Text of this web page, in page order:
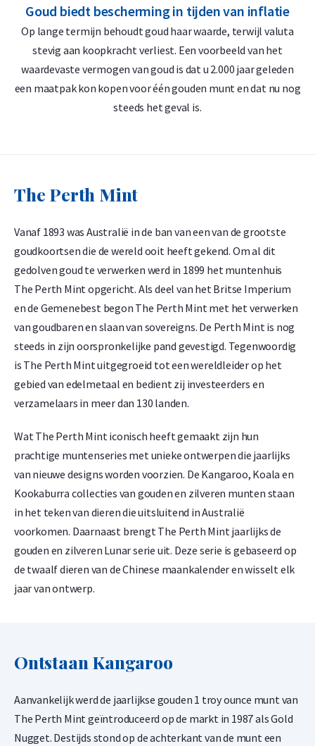
Rotterdam of Breda
Per stuk verpakt in een harde kunststof muntcapsule
Veilige en verzekerde opslag mogelijk viaHolland Gold Safe
Ontwerp en Veiligheidskenmerken
te zien, samen met het jaartal, het gewicht van 1 troy ounce
en de zuiverheid van 999,9/1000 goud. Op de voorzijde staat
Prijs en Verkoopwaarde
Wilt u uw gouden munten verkopen? Holland Gold biedt een
terugkoopgarantie op deze munt. Ook munten die u niet bij
ons hebt gekocht, kopen wij in. Op onze website onder het
kopje ‘verkopen aan ons’ kunt u zien wat wij voor de munt
Goud biedt bescherming in tijden van inflatie
Op lange termijn behoudt goud haar waarde, terwijl valuta
stevig aan koopkracht verliest. Een voorbeeld van het
waardevaste vermogen van goud is dat u 2.000 jaar geleden
een maatpak kon kopen voor één gouden munt en dat nu nog
steeds het geval is.
The Perth Mint
Vanaf 1893 was Australië in de ban van een van de grootste
goudkoortsen die de wereld ooit heeft gekend. Om al dit
gedolven goud te verwerken werd in 1899 het muntenhuis
The Perth Mint opgericht. Als deel van het Britse Imperium
en de Gemenebest begon The Perth Mint met het verwerken
van goudbaren en slaan van sovereigns. De Perth Mint is nog
steeds in zijn oorspronkelijke pand gevestigd. Tegenwoordig
is The Perth Mint uitgegroeid tot een wereldleider op het
gebied van edelmetaal en bedient zij investeerders en
verzamelaars in meer dan 130 landen.
Wat The Perth Mint iconisch heeft gemaakt zijn hun
prachtige muntenseries met unieke ontwerpen die jaarlijks
van nieuwe designs worden voorzien. De Kangaroo, Koala en
Kookaburra collecties van gouden en zilveren munten staan
in het teken van dieren die uitsluitend in Australië
voorkomen. Daarnaast brengt The Perth Mint jaarlijks de
gouden en zilveren Lunar serie uit. Deze serie is gebaseerd op
de twaalf dieren van de Chinese maankalender en wisselt elk
jaar van ontwerp.
Ontstaan Kangaroo
Aanvankelijk werd de jaarlijkse gouden 1 troy ounce munt van
The Perth Mint geïntroduceerd op de markt in 1987 als Gold
Nugget. Destijds stond op de achterkant van de munt een